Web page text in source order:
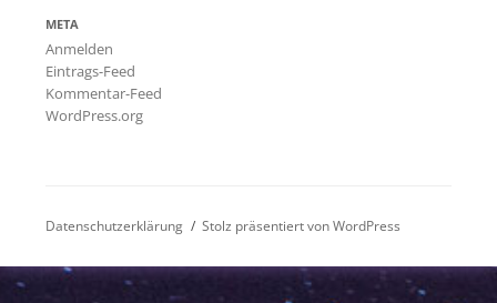
META
Anmelden
Eintrags-Feed
Kommentar-Feed
WordPress.org
Datenschutzerklärung Stolz präsentiert von WordPress